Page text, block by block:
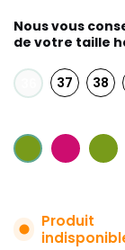
Nous vous
de votre taille
37 38
Produit